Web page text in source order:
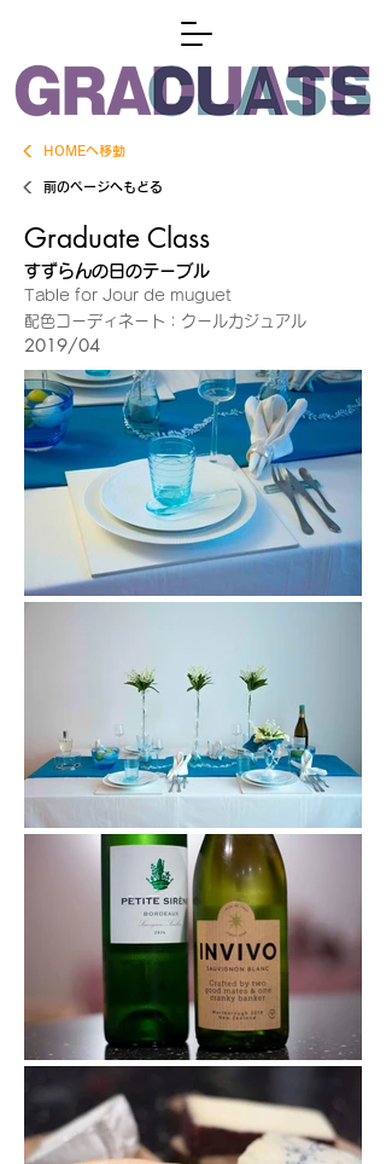
HOMEへ移動
前のページへもどる
Graduate Class
すずらんの日のテーブル
Table for Jour de muguet
配色コーディネート：クールカジュアル
2019/04